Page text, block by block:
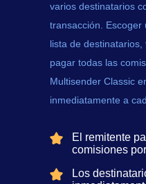
varios destinatarios
transacción. Escoger
lista de
pagar todas las
Multisender Classic
inmediatamente a
El remitente
comisiones
Los